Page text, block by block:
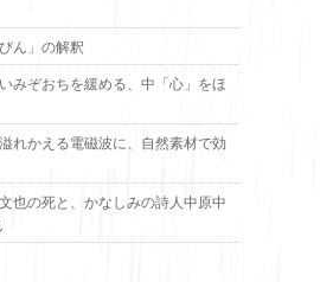
ん」の解釈
みぞおちを緩める、中「心」をほ
れかえる電磁波に、自然素材で効
也の死と、かなしみの詩人中原中